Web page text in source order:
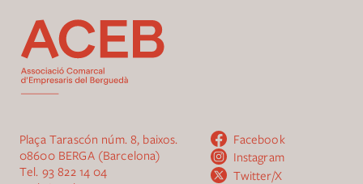
Plaça Tarascón núm. 8, baixos.
08600 BERGA (Barcelona)
Tel. 93 822 14 04
Facebook
Instagram
Twitter/X